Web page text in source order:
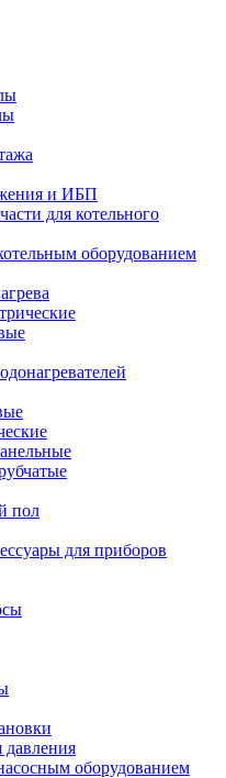
и ИБП
для котельного
оборудованием
пол
для приборов
оборудованием